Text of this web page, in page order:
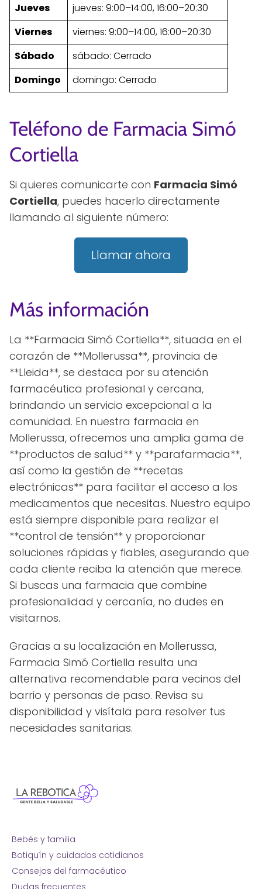
Jueves
jueves: 9:00–14:00, 16:00–20:30
Viernes
viernes: 9:00–14:00, 16:00–20:30
Sábado
sábado: Cerrado
Domingo
domingo: Cerrado
Teléfono de Farmacia Simó
Cortiella
Si quieres comunicarte con Farmacia Simó
Cortiella, puedes hacerlo directamente
llamando al siguiente número:
Llamar ahora
Más información
La **Farmacia Simó Cortiella**, situada en el
corazón de **Mollerussa**, provincia de
**Lleida**, se destaca por su atención
farmacéutica profesional y cercana,
brindando un servicio excepcional a la
comunidad. En nuestra farmacia en
Mollerussa, ofrecemos una amplia gama de
**productos de salud** y **parafarmacia**,
así como la gestión de **recetas
electrónicas** para facilitar el acceso a los
medicamentos que necesitas. Nuestro equipo
está siempre disponible para realizar el
**control de tensión** y proporcionar
soluciones rápidas y fiables, asegurando que
cada cliente reciba la atención que merece.
Si buscas una farmacia que combine
profesionalidad y cercanía, no dudes en
visitarnos.
Gracias a su localización en Mollerussa,
Farmacia Simó Cortiella resulta una
alternativa recomendable para vecinos del
barrio y personas de paso. Revisa su
disponibilidad y visítala para resolver tus
necesidades sanitarias.
Bebés y familia
Botiquín y cuidados cotidianos
Consejos del farmacéutico
Dudas frecuentes